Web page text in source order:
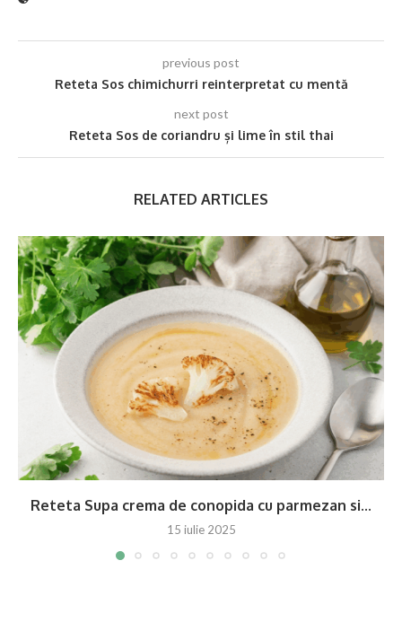
previous post
Reteta Sos chimichurri reinterpretat cu mentă
next post
Reteta Sos de coriandru și lime în stil thai
RELATED ARTICLES
Reteta Supa crema de conopida cu parmezan si...
15 iulie 2025